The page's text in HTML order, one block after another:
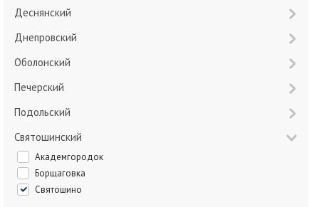
Деснянский
Днепровский
Оболонский
Печерский
Подольский
Святошинский
Академгородок
Борщаговка
Святошино